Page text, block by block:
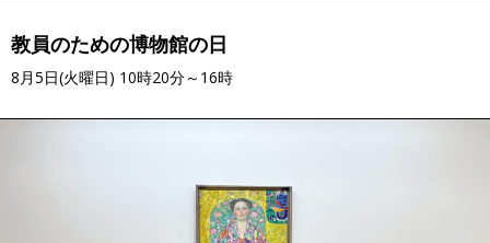
教員のための博物館の日
8月5日(火曜日) 10時20分～16時